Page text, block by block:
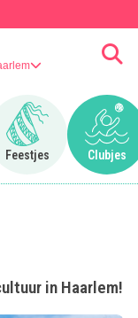
eten
Feestjes
Ga naar Feestjes
Clubjes
Ga
in Haarlem!